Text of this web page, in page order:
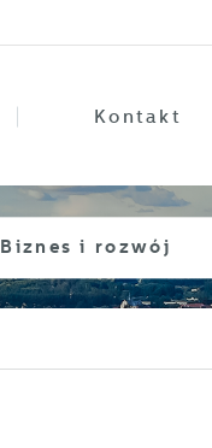
Kontakt
Biznes i rozwój